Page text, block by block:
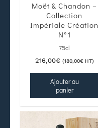
Moët & Chandon –
Collection
Impériale Création
N°1
75cl
216,00€ (180,00€HT)
Ajouter au
panier